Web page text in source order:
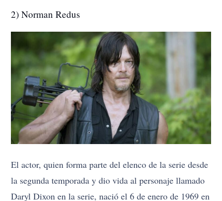
2) Norman Redus
El actor, quien forma parte del elenco de la serie desde
la segunda temporada y dio vida al personaje llamado
Daryl Dixon en la serie, nació el 6 de enero de 1969 en